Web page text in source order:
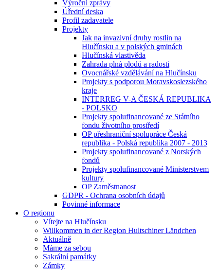
Výroční zprávy
Úřední deska
Profil zadavatele
Projekty
Jak na invazivní druhy rostlin na
Hlučínsku a v polských gminách
Hlučínská vlastivěda
Zahrada plná plodů a radosti
Ovocnářské vzdělávání na Hlučínsku
Projekty s podporou Moravskoslezského
kraje
INTERREG V-A ČESKÁ REPUBLIKA
- POLSKO
Projekty spolufinancované ze Státního
fondu životního prostředí
OP přeshraniční spolupráce Česká
republika - Polská republika 2007 - 2013
Projekty spolufinancované z Norských
fondů
Projekty spolufinancované Ministerstvem
kultury
OP Zaměstnanost
GDPR - Ochrana osobních údajů
Povinné informace
O regionu
Vítejte na Hlučínsku
Willkommen in der Region Hultschiner Ländchen
Aktuálně
Máme za sebou
Sakrální památky
Zámky